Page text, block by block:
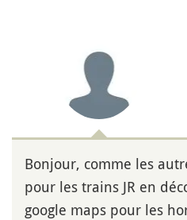
Bonjour, comme les
pour les trains JR en
google maps pour les